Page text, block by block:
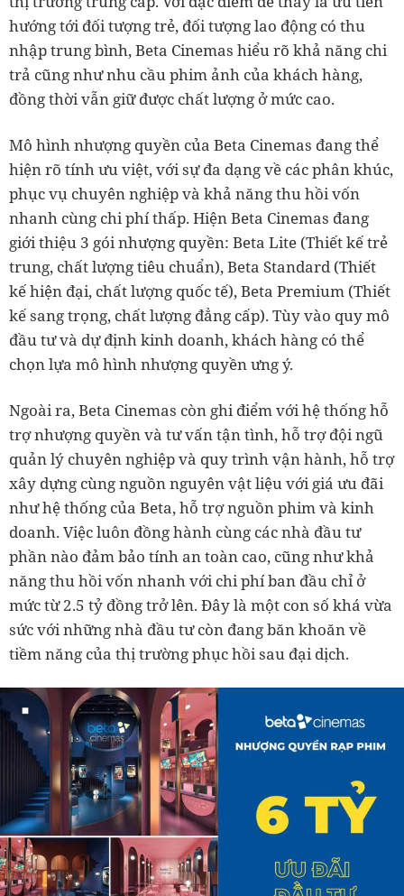
hướng tới đối tượng trẻ, đối tượng lao động có thu
nhập trung bình, Beta Cinemas hiểu rõ khả năng chi
trả cũng như nhu cầu phim ảnh của khách hàng,
đồng thời vẫn giữ được chất lượng ở mức cao.
Mô hình nhượng quyền của Beta Cinemas đang thể
hiện rõ tính ưu việt, với sự đa dạng về các phân khúc,
phục vụ chuyên nghiệp và khả năng thu hồi vốn
nhanh cùng chi phí thấp. Hiện Beta Cinemas đang
giới thiệu 3 gói nhượng quyền: Beta Lite (Thiết kế trẻ
trung, chất lượng tiêu chuẩn), Beta Standard (Thiết
kế hiện đại, chất lượng quốc tế), Beta Premium (Thiết
kế sang trọng, chất lượng đẳng cấp). Tùy vào quy mô
đầu tư và dự định kinh doanh, khách hàng có thể
chọn lựa mô hình nhượng quyền ưng ý.
Ngoài ra, Beta Cinemas còn ghi điểm với hệ thống hỗ
trợ nhượng quyền và tư vấn tận tình, hỗ trợ đội ngũ
quản lý chuyên nghiệp và quy trình vận hành, hỗ trợ
xây dựng cùng nguồn nguyên vật liệu với giá ưu đãi
như hệ thống của Beta, hỗ trợ nguồn phim và kinh
doanh. Việc luôn đồng hành cùng các nhà đầu tư
phần nào đảm bảo tính an toàn cao, cũng như khả
năng thu hồi vốn nhanh với chi phí ban đầu chỉ ở
mức từ 2.5 tỷ đồng trở lên. Đây là một con số khá vừa
sức với những nhà đầu tư còn đang băn khoăn về
tiềm năng của thị trường phục hồi sau đại dịch.